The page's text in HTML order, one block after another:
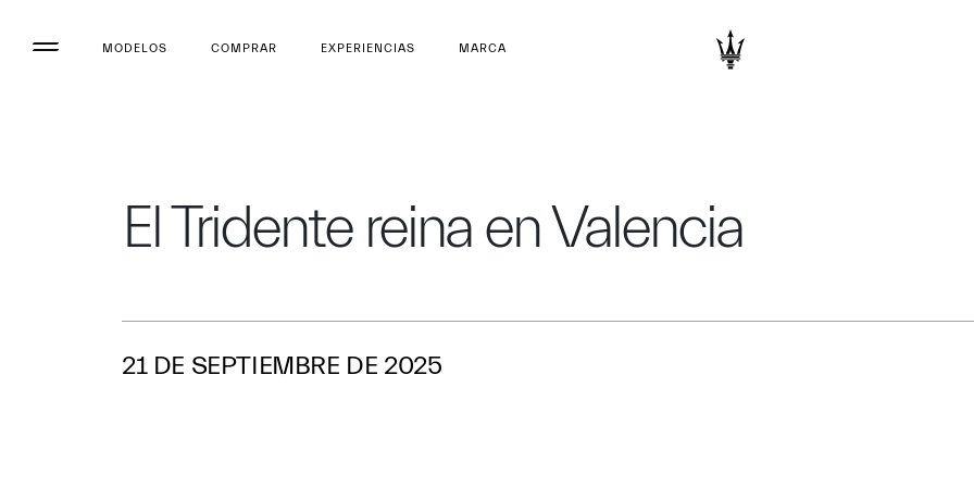
MODELOS COMPRAR EXPERIENCIAS MARCA
El Tridente reina en Valencia
21 DE SEPTIEMBRE DE 2025